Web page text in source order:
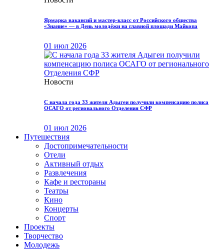
Ярмарка вакансий и мастер-класс от Российского общества
«Знание» — в День молодёжи на главной площади Майкопа
01 июл 2026
Новости
С начала года 33 жителя Адыгеи получили компенсацию полиса
ОСАГО от регионального Отделения СФР
01 июл 2026
Путешествия
Достопримечательности
Отели
Активный отдых
Развлечения
Кафе и рестораны
Театры
Кино
Концерты
Спорт
Проекты
Творчество
Молодежь